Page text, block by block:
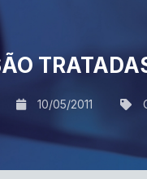
10/05/2011